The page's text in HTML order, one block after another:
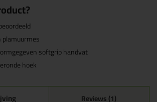
softgrip handvat
hoek
Reviews (1)